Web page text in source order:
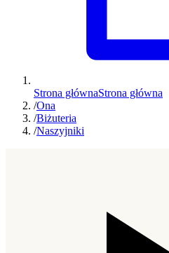
Strona głównaStrona główna
/Ona
/Biżuteria
/Naszyjniki